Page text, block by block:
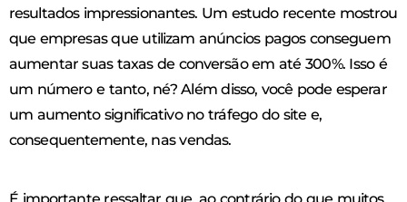
resultados impressionantes. Um estudo recente mostrou
que empresas que utilizam anúncios pagos conseguem
aumentar suas taxas de conversão em até 300%. Isso é
um número e tanto, né? Além disso, você pode esperar
um aumento significativo no tráfego do site e,
consequentemente, nas vendas.